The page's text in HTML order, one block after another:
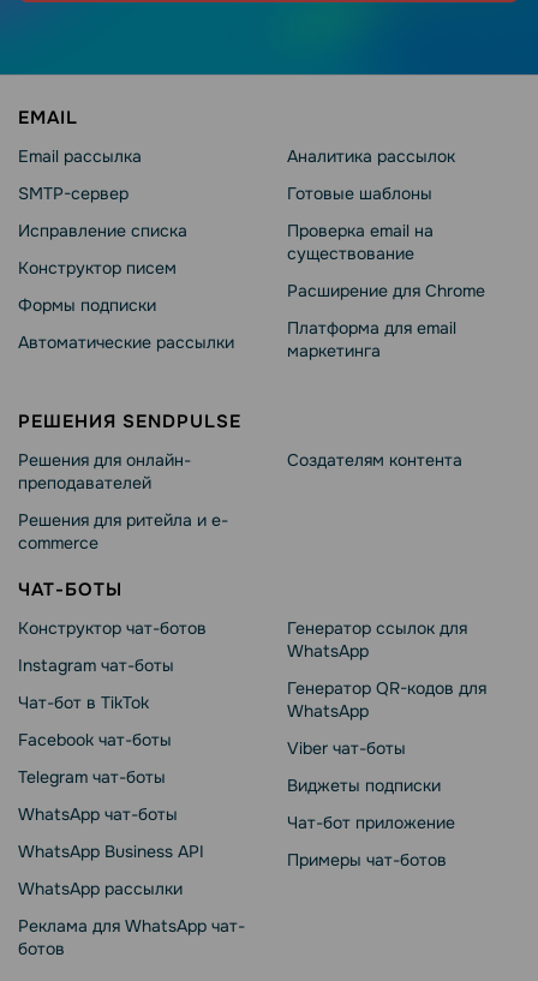
EMAIL
Email рассылка
SMTP-сервер
Исправление списка
Конструктор писем
Формы подписки
Автоматические рассылки
Аналитика рассылок
Готовые шаблоны
Проверка email на
существование
Расширение для Chrome
Платформа для email
маркетинга
РЕШЕНИЯ SENDPULSE
Решения для онлайн-
преподавателей
Решения для ритейла и e-
commerce
Создателям контента
ЧАТ-БОТЫ
Конструктор чат-ботов
Instagram чат-боты
Чат-бот в TikTok
Facebook чат-боты
Telegram чат-боты
WhatsApp чат-боты
WhatsApp Business API
WhatsApp рассылки
Реклама для WhatsApp чат-
ботов
Генератор ссылок для
WhatsApp
Генератор QR-кодов для
WhatsApp
Viber чат-боты
Виджеты подписки
Чат-бот приложение
Примеры чат-ботов